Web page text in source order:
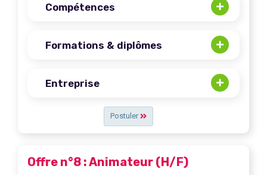
Postuler
Compétences
Formations & diplômes
Entreprise
Offre n°8 : Animateur (H/F)